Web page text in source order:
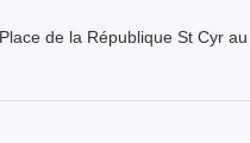
Place de la République St Cyr